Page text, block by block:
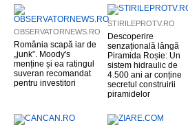
OBSERVATORNEWS.RO
România scapă iar de
„junk”. Moody's
menține și ea ratingul
suveran recomandat
pentru investitori
STIRILEPROTV.RO
Descoperire
senzațională lângă
Piramida Roșie: Un
sistem hidraulic de
4.500 ani ar conține
secretul construirii
piramidelor